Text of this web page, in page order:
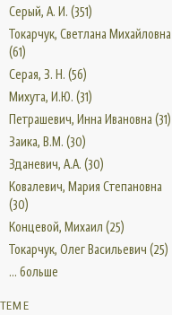
Серый, А. И. (351)
Токарчук, Светлана Михайловна
(61)
Серая, З. Н. (56)
Михута, И.Ю. (31)
Петрашевич, Инна Ивановна (31)
Заика, В.М. (30)
Зданевич, А.А. (30)
Ковалевич, Мария Степановна
(30)
Концевой, Михаил (25)
Токарчук, Олег Васильевич (25)
... больше
ТЕМЕ